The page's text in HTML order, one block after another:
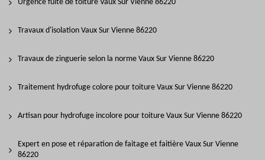
Urgence fuite de toiture Vaux Sur Vienne 86220
Travaux d'isolation Vaux Sur Vienne 86220
Travaux de zinguerie selon la norme Vaux Sur Vienne 86220
Traitement hydrofuge colore pour toiture Vaux Sur Vienne 86220
Artisan pour hydrofuge incolore pour toiture Vaux Sur Vienne 86220
Expert en pose et réparation de faitage et faitière Vaux Sur Vienne
86220